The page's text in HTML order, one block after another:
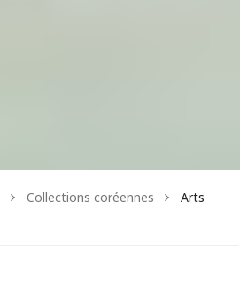
Collections coréennes
Arts